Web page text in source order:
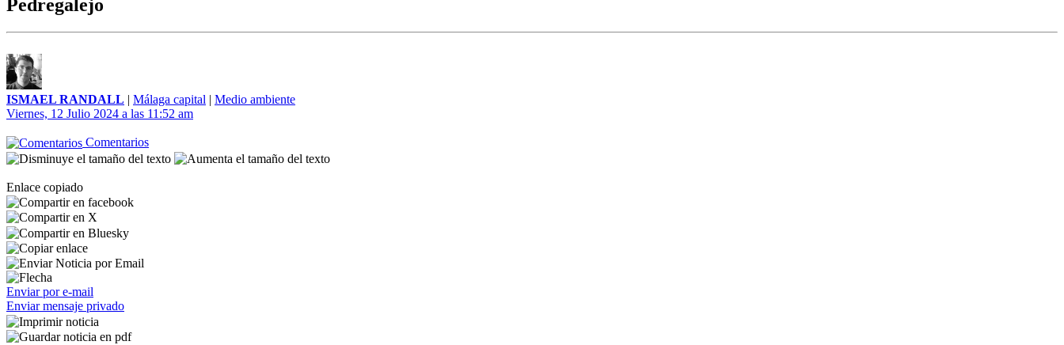
Pedregalejo
ISMAEL RANDALL | Málaga capital | Medio ambiente
Viernes, 12 Julio 2024 a las 11:52 am
Comentarios
Enlace copiado
Enviar por e-mail
Enviar mensaje privado